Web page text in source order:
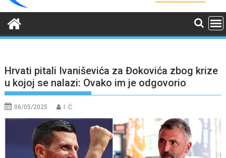
Hrvati pitali Ivaniševića za Đokovića zbog krize
u kojoj se nalazi: Ovako im je odgovorio
06/05/2025 I. Ć.